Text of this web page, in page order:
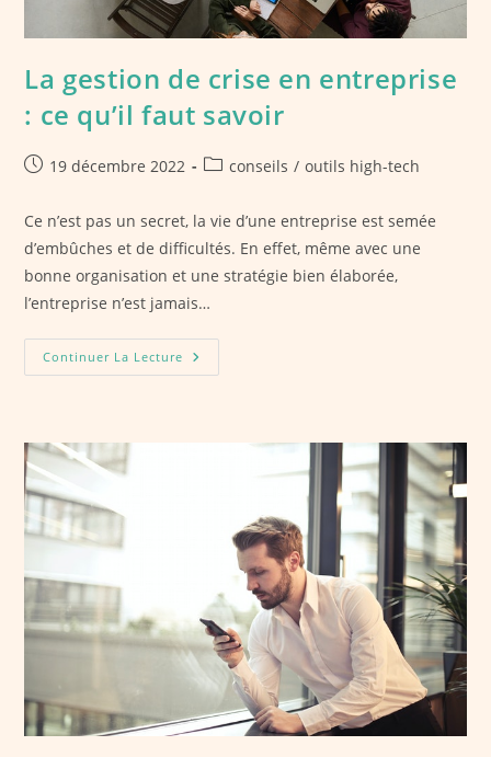
La gestion de crise en entreprise
: ce qu’il faut savoir
Publication
19 décembre 2022
Postconseils / outils high-tech
Ce n’est pas un secret, la vie d’une entreprise est semée
d’embûches et de difficultés. En effet, même avec une
bonne organisation et une stratégie bien élaborée,
l’entreprise n’est jamais…
Continuer La Lecture La
Gestion